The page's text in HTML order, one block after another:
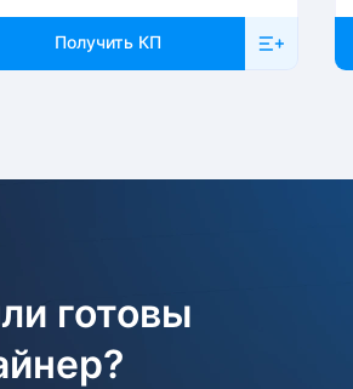
Получить КП
готовы